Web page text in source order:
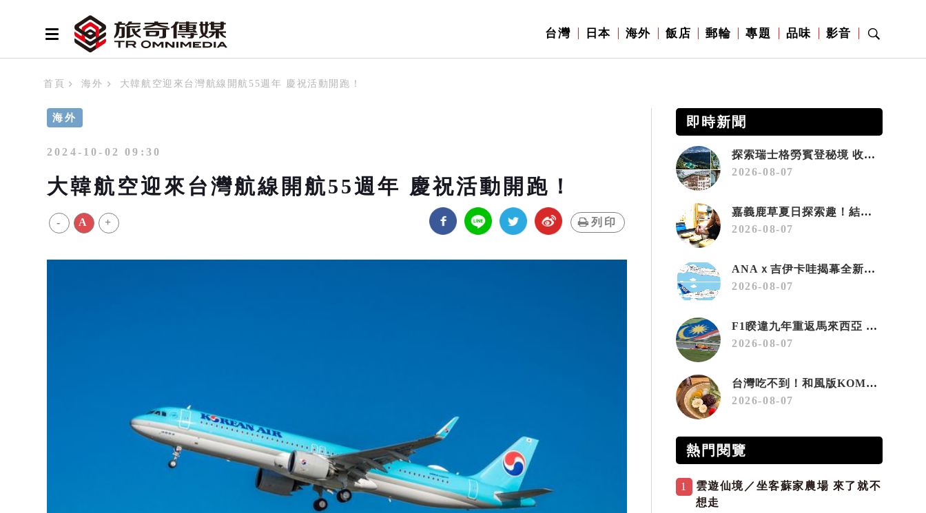
台灣 日本 海外 飯店 郵輪 專題 品味 影音
首頁 海外 大韓航空迎來台灣航線開航55週年 慶祝活動開跑！
海外
2024-10-02 09:30
大韓航空迎來台灣航線開航55週年 慶祝活動開跑！
- A + 列印
即時新聞
探索瑞士格勞賓登秘境 收藏六種阿爾卑斯夏日療癒之旅
2026-08-07
嘉義鹿草夏日探索趣！結合科學、農場與自然的親子小旅行
2026-08-07
ANAｘ吉伊卡哇揭幕全新彩繪機「Chiikawa JET」
2026-08-07
F1睽違九年重返馬來西亞 三大國際賽事打造10月運動旅遊熱潮 賽車、自行車、路跑同週登場
2026-08-07
台灣吃不到！和風版KOMEDA咖啡讓你吃遍名古屋在地美食
2026-08-07
熱門閱覽
1
雲遊仙境／坐客蘇家農場 來了就不
想走